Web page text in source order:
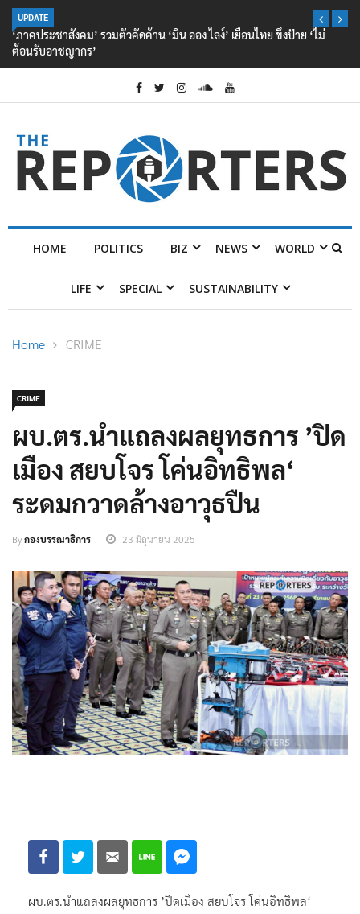
UPDATE
‘ภาคประชาสังคม’ รวมตัวคัดค้าน ‘มิน ออง ไลง์’ เยือนไทย ขึงป้าย ‘ไม่
ต้อนรับอาชญากร’
HOME POLITICS BIZ NEWS WORLD
LIFE SPECIAL SUSTAINABILITY
Home CRIME
CRIME
ผบ.ตร.นำแถลงผลยุทธการ ’ปิด
เมือง สยบโจร โค่นอิทธิพล‘
ระดมกวาดล้างอาวุธปืน
Byกองบรรณาธิการ 23 มิถุนายน 2025
ผบ.ตร.นำแถลงผลยุทธการ ’ปิดเมือง สยบโจร โค่นอิทธิพล‘